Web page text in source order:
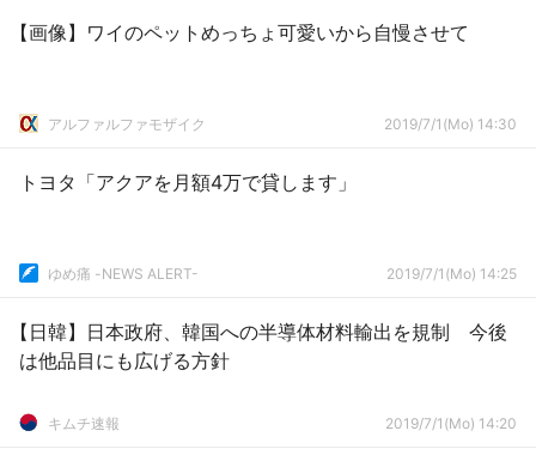
【画像】ワイのペットめっちょ可愛いから自慢させて
アルファルファモザイク 2019/7/1(Mo) 14:30
トヨタ「アクアを月額4万で貸します」
ゆめ痛 -NEWS ALERT- 2019/7/1(Mo) 14:25
【日韓】日本政府、韓国への半導体材料輸出を規制 今後
は他品目にも広げる方針
キムチ速報 2019/7/1(Mo) 14:20